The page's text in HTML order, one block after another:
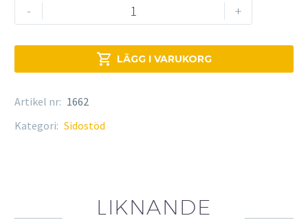
-
för
+
 LÄGG I VARUKORG
Artikel nr: 1662
Kategori: Sidostöd
LIKNANDE